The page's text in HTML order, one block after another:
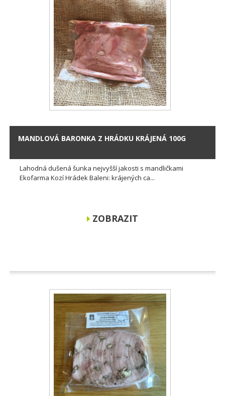
MANDLOVÁ BARONKA Z HRÁDKU KRÁJENÁ 100G
Lahodná dušená šunka nejvyšší jakosti s mandličkami
Ekofarma Kozí Hrádek Baleni: krájených ca...
ZOBRAZIT